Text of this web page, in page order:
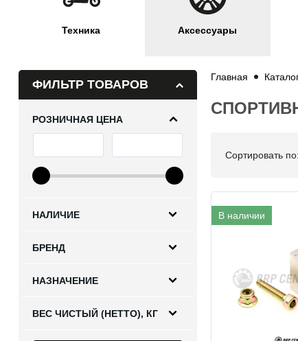
Техника Аксессуары
ФИЛЬТР ТОВАРОВ
РОЗНИЧНАЯ ЦЕНА
НАЛИЧИЕ
БРЕНД
НАЗНАЧЕНИЕ
ВЕС ЧИСТЫЙ (НЕТТО), КГ
Главная
Сортировать по:
В наличии